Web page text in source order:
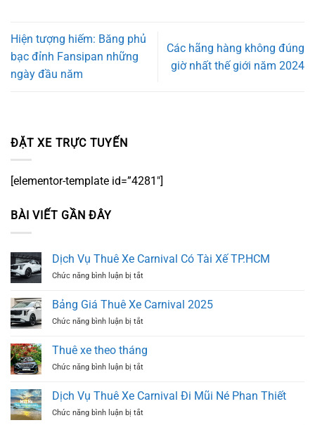
Hiện tượng hiếm: Băng phủ
bạc đỉnh Fansipan những
ngày đầu năm
Các hãng hàng không đúng
giờ nhất thế giới năm 2024
ĐẶT XE TRỰC TUYẾN
[elementor-template id=”4281″]
BÀI VIẾT GẦN ĐÂY
Dịch Vụ Thuê Xe Carnival Có Tài Xế TP.HCM
Chức năng bình luận bị tắtở
Vụ
Thuê
Xe
Có
Tài
Xế
Bảng Giá Thuê Xe Carnival 2025
Chức năng bình luận bị tắtở
Thuê
Xe
2025
Thuê xe theo tháng
Chức năng bình luận bị tắtở
theo
tháng
Dịch Vụ Thuê Xe Carnival Đi Mũi Né Phan Thiết
Chức năng bình luận bị tắtở